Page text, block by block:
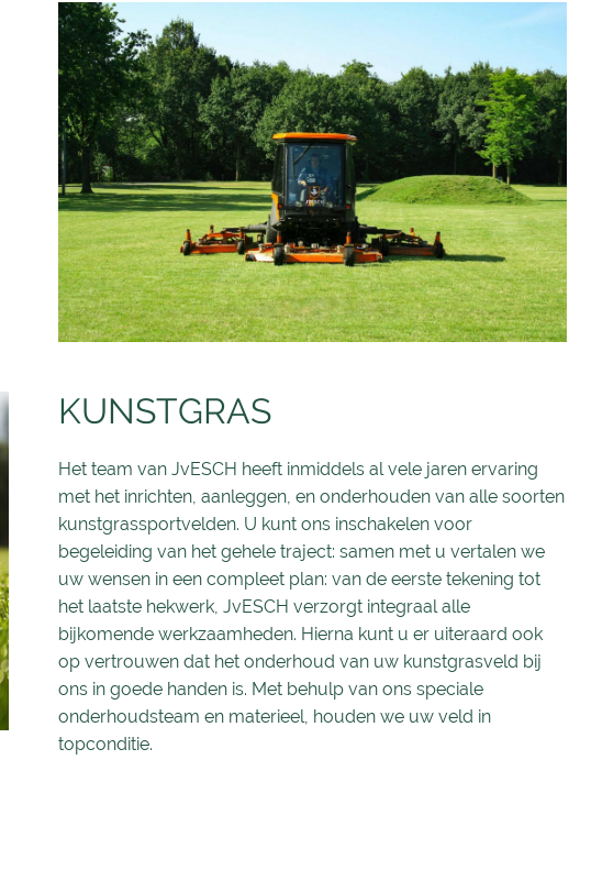
KUNSTGRAS
Het team van JvESCH heeft inmiddels al vele jaren ervaring
met het inrichten, aanleggen, en onderhouden van alle soorten
kunstgrassportvelden. U kunt ons inschakelen voor
begeleiding van het gehele traject: samen met u vertalen we
uw wensen in een compleet plan: van de eerste tekening tot
het laatste hekwerk, JvESCH verzorgt integraal alle
bijkomende werkzaamheden. Hierna kunt u er uiteraard ook
op vertrouwen dat het onderhoud van uw kunstgrasveld bij
ons in goede handen is. Met behulp van ons speciale
onderhoudsteam en materieel, houden we uw veld in
topconditie.